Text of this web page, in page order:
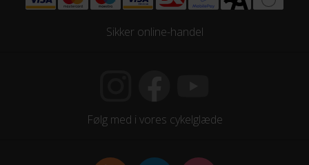
Sikker online-handel
Følg med i vores cykelglæde